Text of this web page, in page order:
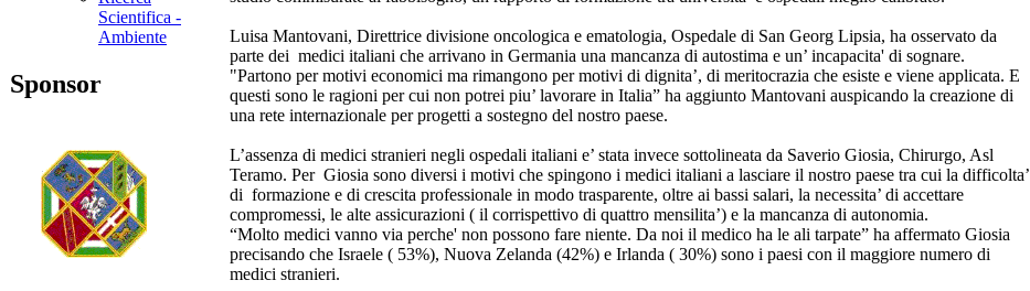
Scientifica -
Ambiente
Sponsor
Luisa Mantovani, Direttrice divisione oncologica e ematologia, Ospedale di San Georg Lipsia, ha osservato da
parte dei medici italiani che arrivano in Germania una mancanza di autostima e un’ incapacita' di sognare.
"Partono per motivi economici ma rimangono per motivi di dignita’, di meritocrazia che esiste e viene applicata. E
questi sono le ragioni per cui non potrei piu’ lavorare in Italia” ha aggiunto Mantovani auspicando la creazione di
una rete internazionale per progetti a sostegno del nostro paese.
L’assenza di medici stranieri negli ospedali italiani e’ stata invece sottolineata da Saverio Giosia, Chirurgo, Asl
Teramo. Per Giosia sono diversi i motivi che spingono i medici italiani a lasciare il nostro paese tra cui la difficolta’
di formazione e di crescita professionale in modo trasparente, oltre ai bassi salari, la necessita’ di accettare
compromessi, le alte assicurazioni ( il corrispettivo di quattro mensilita’) e la mancanza di autonomia.
“Molto medici vanno via perche' non possono fare niente. Da noi il medico ha le ali tarpate” ha affermato Giosia
precisando che Israele ( 53%), Nuova Zelanda (42%) e Irlanda ( 30%) sono i paesi con il maggiore numero di
medici stranieri.